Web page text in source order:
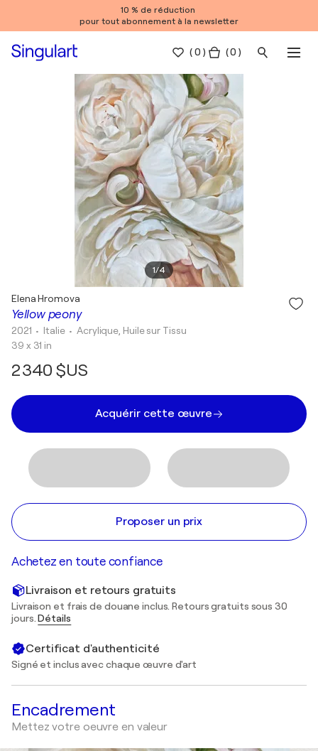
10 % de réduction
pour tout abonnement à la newsletter
(0 ) ( 0 )
1/4
Yellow peony
Elena Hromova
2021 • Italie •Acrylique, Huile sur Tissu
39 x 31 in
2 340 $US
Acquérir cette œuvre
Proposer un prix
Achetez en toute confiance
Livraison et retours gratuits
Livraison et frais de douane inclus. Retours gratuits sous 30
jours.Détails
Certificat d'authenticité
Signé et inclus avec chaque œuvre d'art
Encadrement
Mettez votre oeuvre en valeur